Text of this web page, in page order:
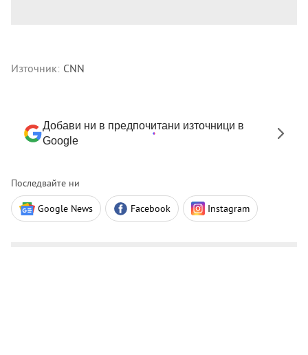
Източник: CNN
Добави ни в предпочитани източници в
Google
Последвайте ни
Google News Facebook Instagram